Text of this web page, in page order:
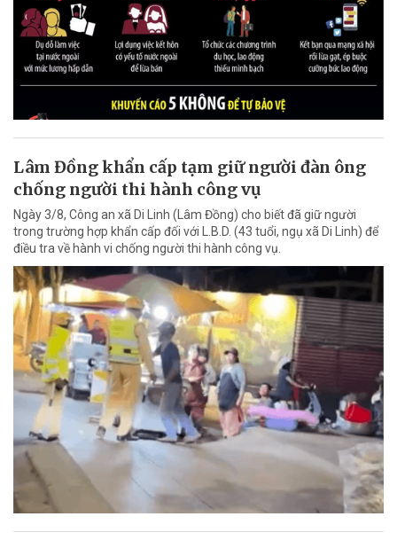
Lâm Đồng khẩn cấp tạm giữ người đàn ông
chống người thi hành công vụ
Ngày 3/8, Công an xã Di Linh (Lâm Đồng) cho biết đã giữ người
trong trường hợp khẩn cấp đối với L.B.D. (43 tuổi, ngụ xã Di Linh) để
điều tra về hành vi chống người thi hành công vụ.